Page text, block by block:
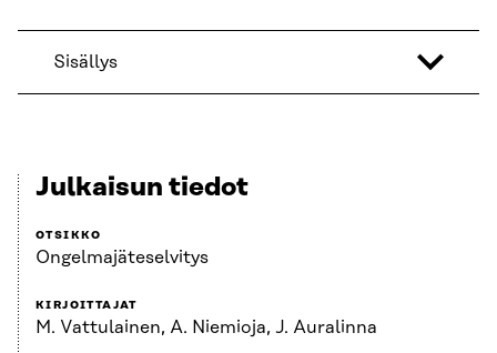
Sisällys
Julkaisun tiedot
OTSIKKO
Ongelmajäteselvitys
KIRJOITTAJAT
M. Vattulainen, A. Niemioja, J. Auralinna